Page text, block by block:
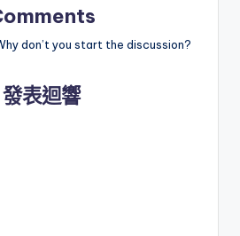
don’t you start the discussion?
發表迴響